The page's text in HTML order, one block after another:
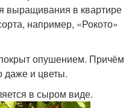
выращивания в квартире
например, «Рокото»
покрыт опушением. Причём
даже и цветы.
в сыром виде.